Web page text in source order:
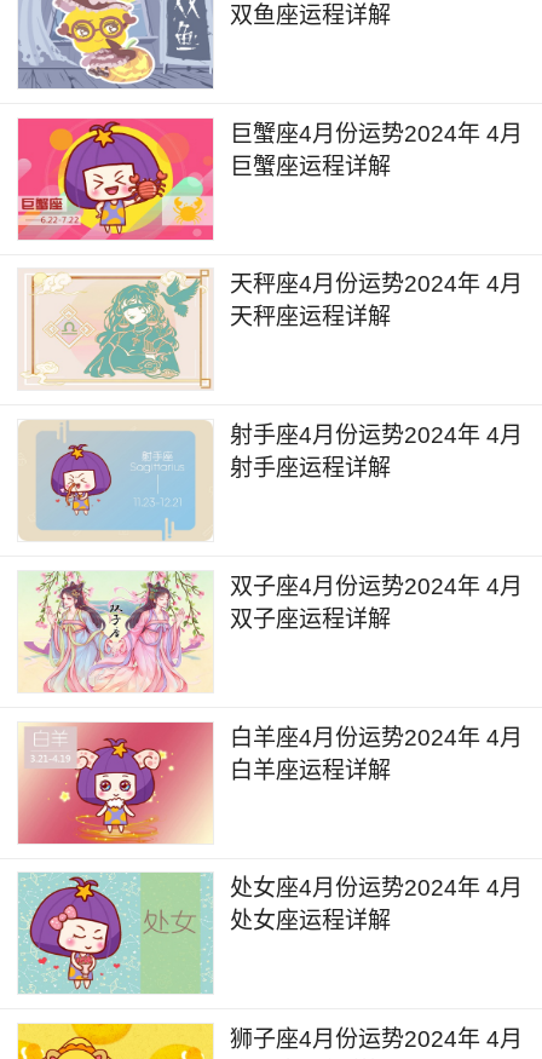
双鱼座运程详解
巨蟹座4月份运势2024年 4月
巨蟹座运程详解
天秤座4月份运势2024年 4月
天秤座运程详解
射手座4月份运势2024年 4月
射手座运程详解
双子座4月份运势2024年 4月
双子座运程详解
白羊座4月份运势2024年 4月
白羊座运程详解
处女座4月份运势2024年 4月
处女座运程详解
狮子座4月份运势2024年 4月